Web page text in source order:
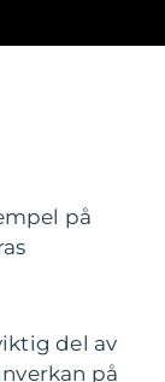
på
del av
på